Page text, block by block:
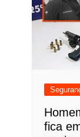
fica